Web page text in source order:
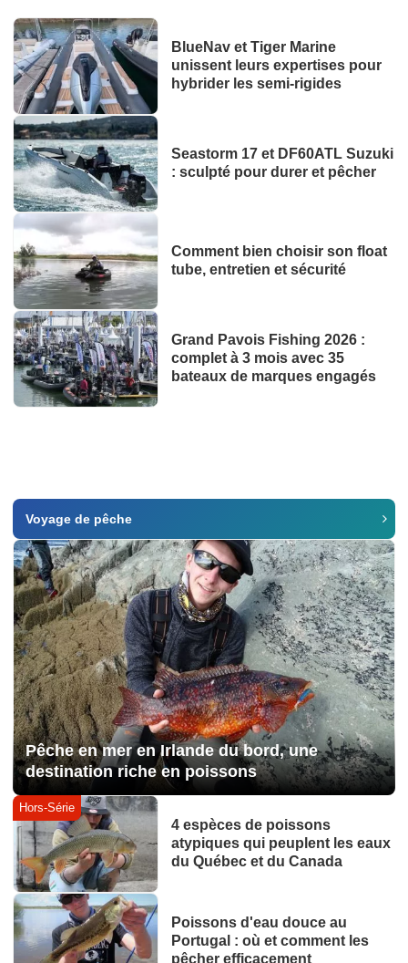
BlueNav et Tiger Marine
unissent leurs expertises pour
hybrider les semi-rigides
Seastorm 17 et DF60ATL Suzuki
: sculpté pour durer et pêcher
Comment bien choisir son float
tube, entretien et sécurité
Grand Pavois Fishing 2026 :
complet à 3 mois avec 35
bateaux de marques engagés
Voyage de pêche
Pêche en mer en Irlande du bord, une
destination riche en poissons
Hors-Série
4 espèces de poissons
atypiques qui peuplent les eaux
du Québec et du Canada
Poissons d'eau douce au
Portugal : où et comment les
pêcher efficacement